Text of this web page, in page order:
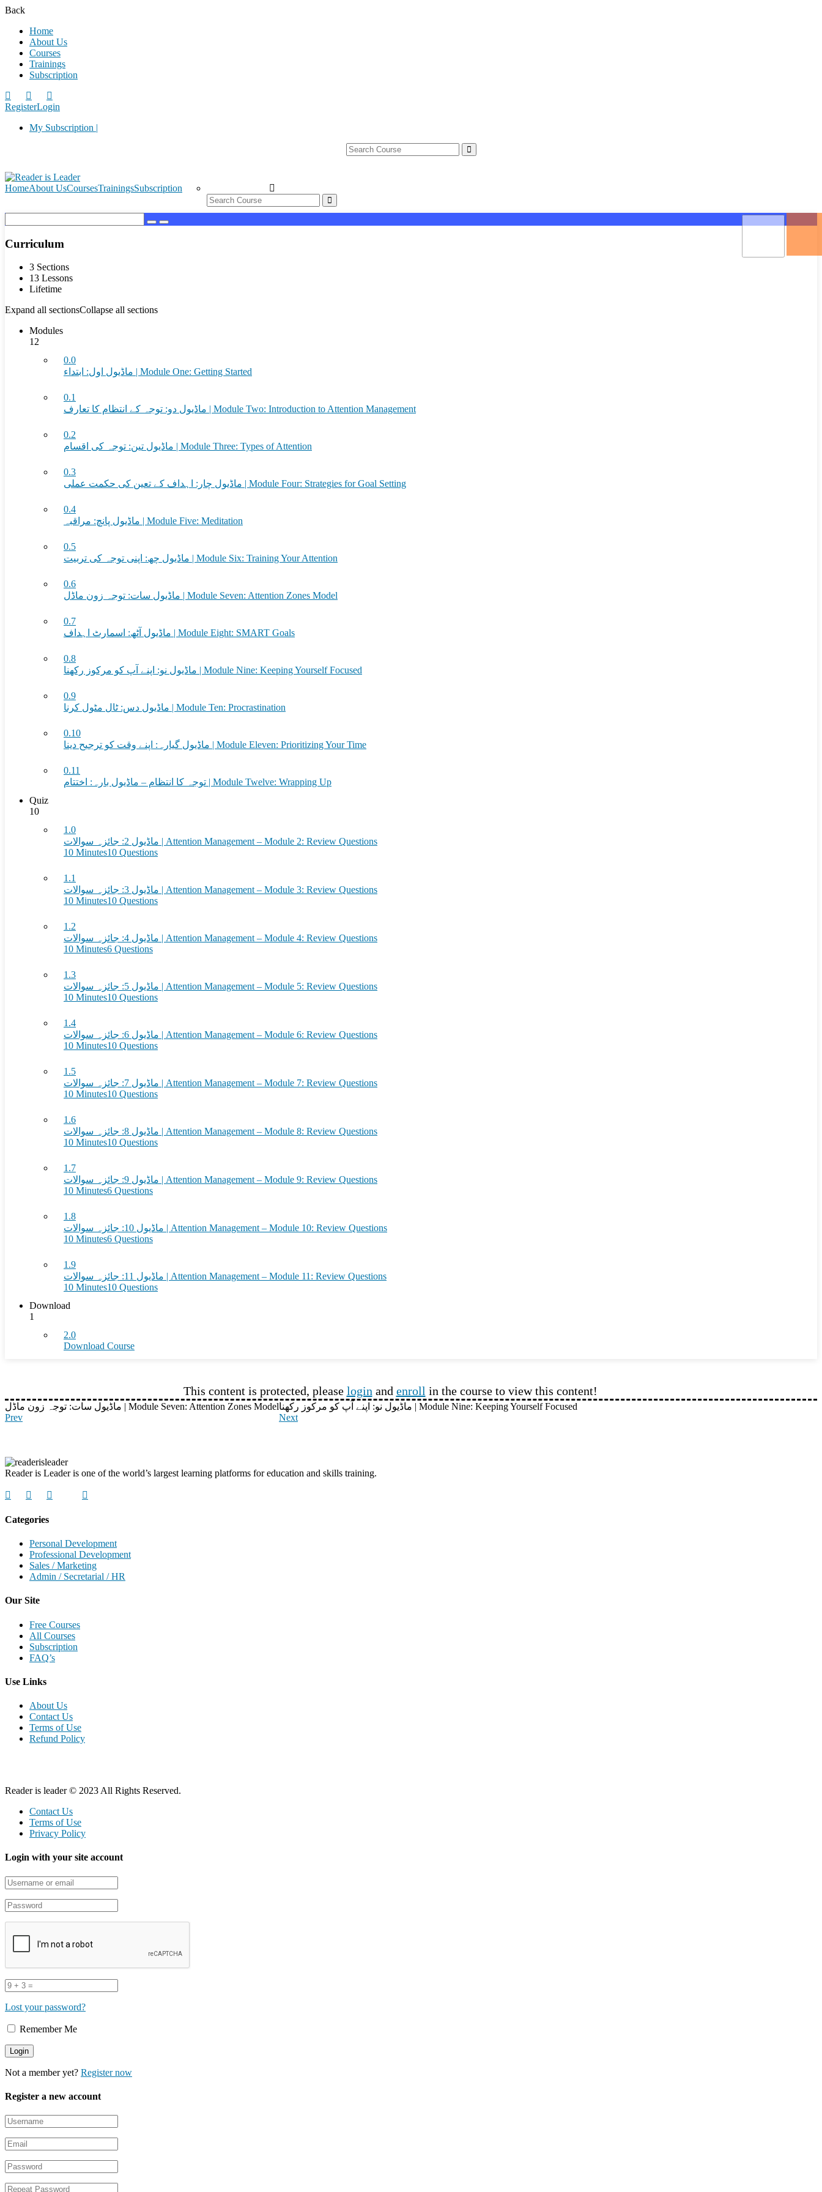
Back
Home
About Us
Courses
Trainings
Subscription
RegisterLogin
My Subscription |
HomeAbout UsCoursesTrainingsSubscription
Curriculum
3 Sections
13 Lessons
Lifetime
Expand all sectionsCollapse all sections
Modules
12
0.0
ماڈیول اول: ابتداء | Module One: Getting Started
0.1
ماڈیول دو: توجہ کے انتظام کا تعارف | Module Two: Introduction to Attention Management
0.2
ماڈیول تین: توجہ کی اقسام | Module Three: Types of Attention
0.3
ماڈیول چار: اہداف کے تعین کی حکمت عملی | Module Four: Strategies for Goal Setting
0.4
ماڈیول پانچ: مراقبہ | Module Five: Meditation
0.5
ماڈیول چھ: اپنی توجہ کی تربیت | Module Six: Training Your Attention
0.6
ماڈیول سات: توجہ زون ماڈل | Module Seven: Attention Zones Model
0.7
ماڈیول آٹھ: اسمارٹ اہداف | Module Eight: SMART Goals
0.8
ماڈیول نو: اپنے آپ کو مرکوز رکھنا | Module Nine: Keeping Yourself Focused
0.9
ماڈیول دس: ٹال مٹول کرنا | Module Ten: Procrastination
0.10
ماڈیول گیارہ: اپنے وقت کو ترجیح دینا | Module Eleven: Prioritizing Your Time
0.11
توجہ کا انتظام – ماڈیول بارہ: اختتام | Module Twelve: Wrapping Up
Quiz
10
1.0
ماڈیول 2: جائزہ سوالات | Attention Management – Module 2: Review Questions
10 Minutes10 Questions
1.1
ماڈیول 3: جائزہ سوالات | Attention Management – Module 3: Review Questions
10 Minutes10 Questions
1.2
ماڈیول 4: جائزہ سوالات | Attention Management – Module 4: Review Questions
10 Minutes6 Questions
1.3
ماڈیول 5: جائزہ سوالات | Attention Management – Module 5: Review Questions
10 Minutes10 Questions
1.4
ماڈیول 6: جائزہ سوالات | Attention Management – Module 6: Review Questions
10 Minutes10 Questions
1.5
ماڈیول 7: جائزہ سوالات | Attention Management – Module 7: Review Questions
10 Minutes10 Questions
1.6
ماڈیول 8: جائزہ سوالات | Attention Management – Module 8: Review Questions
10 Minutes10 Questions
1.7
ماڈیول 9: جائزہ سوالات | Attention Management – Module 9: Review Questions
10 Minutes6 Questions
1.8
ماڈیول 10: جائزہ سوالات | Attention Management – Module 10: Review Questions
10 Minutes6 Questions
1.9
ماڈیول 11: جائزہ سوالات | Attention Management – Module 11: Review Questions
10 Minutes10 Questions
Download
1
2.0
Download Course
This content is protected, please loginand enroll in the course to view this content!
ماڈیول سات: توجہ زون ماڈل | Module Seven: Attention Zones Model
Prev
ماڈیول نو: اپنے آپ کو مرکوز رکھنا | Module Nine: Keeping Yourself Focused
Next
Reader is Leader is one of the world’s largest learning platforms for education and skills training.
Categories
Personal Development
Professional Development
Sales / Marketing
Admin / Secretarial / HR
Our Site
Free Courses
All Courses
Subscription
FAQ’s
Use Links
About Us
Contact Us
Terms of Use
Refund Policy
Reader is leader © 2023 All Rights Reserved.
Contact Us
Terms of Use
Privacy Policy
Login with your site account
Lost your password?
Remember Me
Not a member yet? Register now
Register a new account